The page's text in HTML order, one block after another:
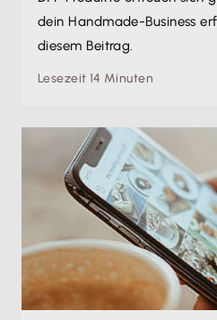
dein Handmade-Business
diesem Beitrag.
Lesezeit 14 Minuten